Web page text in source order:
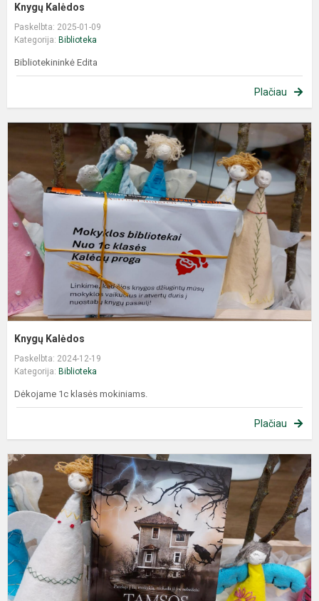
Knygų Kalėdos
Paskelbta: 2025-01-09
Kategorija: Biblioteka
Bibliotekininkė Edita
Plačiau
Knygų Kalėdos
Paskelbta: 2024-12-19
Kategorija: Biblioteka
Dėkojame 1c klasės mokiniams.
Plačiau